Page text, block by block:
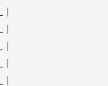
|
|
|
|
|